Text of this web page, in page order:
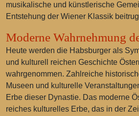
musikalische und künstlerische
Entstehung der Wiener Klassik
Moderne Wahrnehmung
Heute werden die Habsburger als
und kulturell reichen Geschichte
wahrgenommen. Zahlreiche
Museen und kulturelle
Erbe dieser Dynastie. Das moderne
reiches kulturelles Erbe, das in der